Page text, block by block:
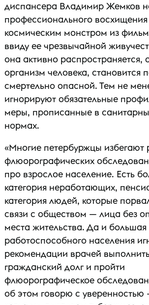
диспансера Владимир Жемков
профессионального
космическим монстром из
ввиду ее чрезвычайной
она активно распространяется,
организм человека, становится
смертельно опасной. Тем не
игнорируют обязательные
меры, прописанные в
нормах.
«Многие петербуржцы избегают
флюорографических
про взрослое население. Есть
категория неработающих,
категория людей, которые
связи с обществом — лица без
места жительства. Да и большая
работоспособного населения
рекомендации врачей
гражданский долг и пройти
флюорографическое
об этом говорю с уверенностью